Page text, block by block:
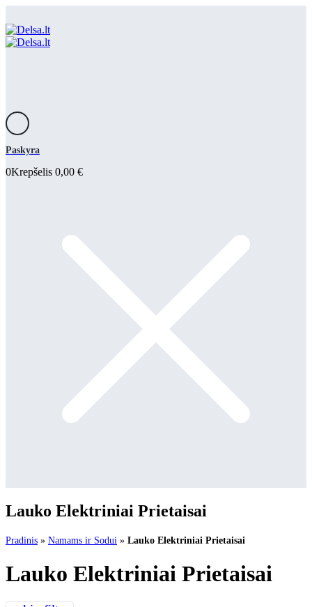
Paskyra
0Krepšelis 0,00 €
Lauko Elektriniai Prietaisai
Pradinis » Namams ir Sodui » Lauko Elektriniai Prietaisai
Lauko Elektriniai Prietaisai